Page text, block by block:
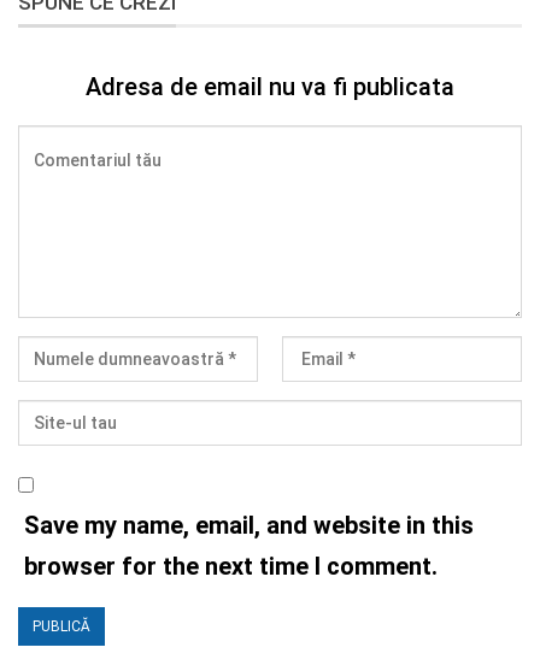
Adresa de email nu va fi publicata
Save my name, email, and website in this
browser for the next time I comment.